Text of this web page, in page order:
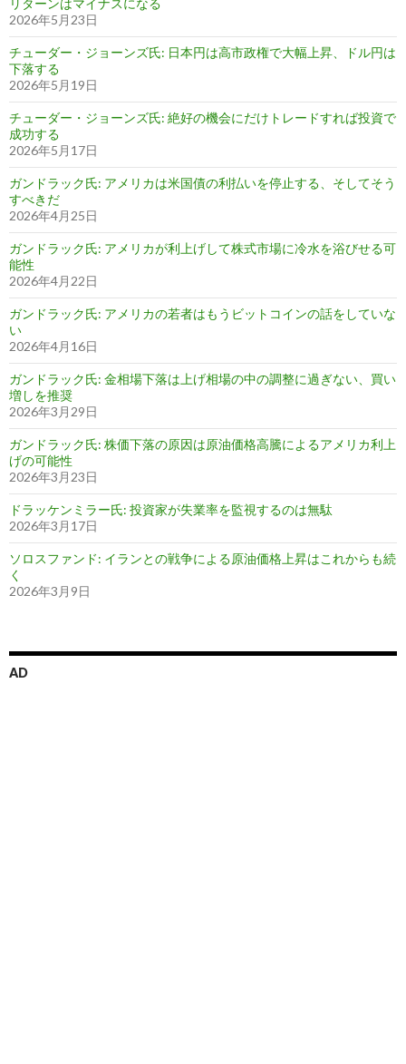
リターンはマイナスになる
2026年5月23日
チューダー・ジョーンズ氏: 日本円は高市政権で大幅上昇、ドル円は
下落する
2026年5月19日
チューダー・ジョーンズ氏: 絶好の機会にだけトレードすれば投資で
成功する
2026年5月17日
ガンドラック氏: アメリカは米国債の利払いを停止する、そしてそう
すべきだ
2026年4月25日
ガンドラック氏: アメリカが利上げして株式市場に冷水を浴びせる可
能性
2026年4月22日
ガンドラック氏: アメリカの若者はもうビットコインの話をしていな
い
2026年4月16日
ガンドラック氏: 金相場下落は上げ相場の中の調整に過ぎない、買い
増しを推奨
2026年3月29日
ガンドラック氏: 株価下落の原因は原油価格高騰によるアメリカ利上
げの可能性
2026年3月23日
ドラッケンミラー氏: 投資家が失業率を監視するのは無駄
2026年3月17日
ソロスファンド: イランとの戦争による原油価格上昇はこれからも続
く
2026年3月9日
AD